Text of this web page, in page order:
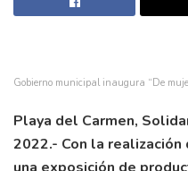
Gobierno municipal inaugura “De
Playa del Carmen,
2022.- Con la realización